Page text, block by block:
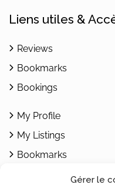
Gérer le
Liens utiles &
Reviews
Bookmarks
Bookings
My Profile
My Listings
Bookmarks